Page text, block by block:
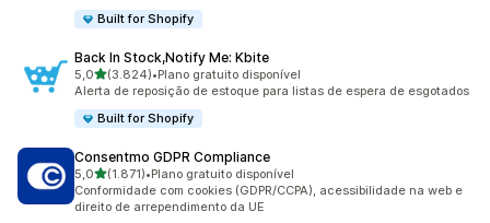
Built for Shopify
Back In Stock,Notify Me: Kbite
5,0de 5 estrelas
(3.824)
3824 avaliações ao todo
•Plano gratuito disponível
Alerta de reposição de estoque para listas de espera de esgotados
Built for Shopify
Consentmo GDPR Compliance
5,0de 5 estrelas
(1.871)
1871 avaliações ao todo
•Plano gratuito disponível
Conformidade com cookies (GDPR/CCPA), acessibilidade na web e
direito de arrependimento da UE